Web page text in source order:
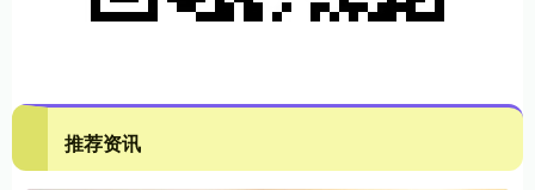
推荐资讯